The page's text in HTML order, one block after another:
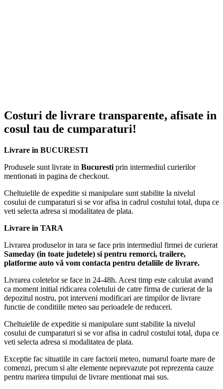
Costuri de livrare transparente, afisate in
cosul tau de cumparaturi!
Livrare in BUCURESTI
Produsele sunt livrate in Bucuresti prin intermediul curierilor
mentionati in pagina de checkout.
Cheltuielile de expeditie si manipulare sunt stabilite la nivelul
cosului de cumparaturi si se vor afisa in cadrul costului total, dupa ce
veti selecta adresa si modalitatea de plata.
Livrare in TARA
Livrarea produselor in tara se face prin intermediul firmei de curierat
Sameday (in toate judetele) si pentru remorci, trailere,
platforme auto vă vom contacta pentru detaliile de livrare.
Livrarea coletelor se face in 24-48h. Acest timp este calculat avand
ca moment initial ridicarea coletului de catre firma de curierat de la
depozitul nostru, pot interveni modificari are timpilor de livrare
functie de conditiile meteo sau perioadele de reduceri.
Cheltuielile de expeditie si manipulare sunt stabilite la nivelul
cosului de cumparaturi si se vor afisa in cadrul costului total, dupa ce
veti selecta adresa si modalitatea de plata.
Exceptie fac situatiile in care factorii meteo, numarul foarte mare de
comenzi, precum si alte elemente neprevazute pot reprezenta cauze
pentru marirea timpului de livrare mentionat mai sus.